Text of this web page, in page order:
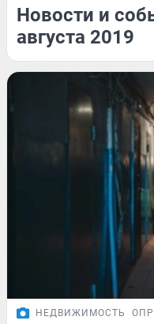
Новости и
августа 2019
НЕДВИЖИМОСТЬ